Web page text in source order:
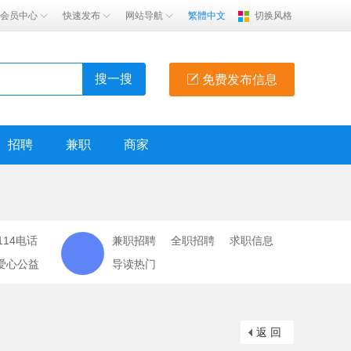
会员中心 快速发布 网站导航 繁體中文 切换风格
免费发布信息
搜一搜
招聘 兼职 商家
电话
心公益
兼职招聘 全职招聘
求职信息
导读热门
返 回